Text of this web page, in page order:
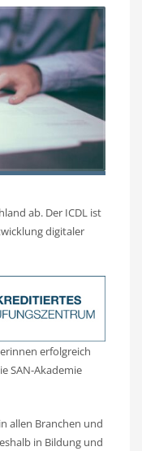
ab. Der ICDL ist
digitaler
erfolgreich
SAN-Akademie
allen Branchen und
in Bildung und